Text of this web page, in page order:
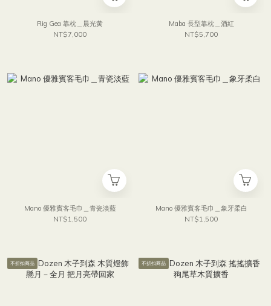
Rig Gea 靠枕＿晨光黃
NT$7,000
Maba 長型靠枕＿酒紅
NT$5,700
Mano 優雅賓客毛巾＿青瓷淡藍
NT$1,500
Mano 優雅賓客毛巾＿象牙柔白
NT$1,500
不折扣商品 不折扣商品